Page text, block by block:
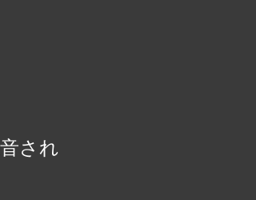
され